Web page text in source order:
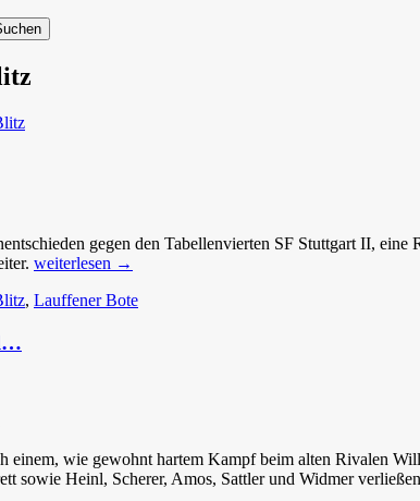
gegen den Tabellenvierten SF Stuttgart II,
Zittern
weiter
weiterlesen →
, Lauffener Bote
einem, wie gewohnt hartem Kampf beim alten Rivalen
sowie Heinl, Scherer, Amos, Sattler und Widmer